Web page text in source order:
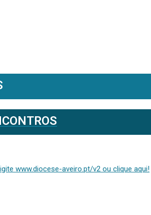
www.diocese-aveiro.pt/v2 ou clique aqui!